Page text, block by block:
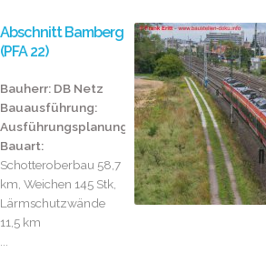
Abschnitt Bamberg
(PFA 22)
Bauherr: DB Netz
Bauausführung:
Ausführungsplanung:
Bauart:
Schotteroberbau 58,7
km, Weichen 145 Stk,
Lärmschutzwände
11,5 km